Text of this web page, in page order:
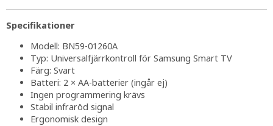
Specifikationer
Modell: BN59-01260A
Typ: Universalfjärrkontroll för Samsung Smart TV
Färg: Svart
Batteri: 2 × AA-batterier (ingår ej)
Ingen programmering krävs
Stabil infraröd signal
Ergonomisk design